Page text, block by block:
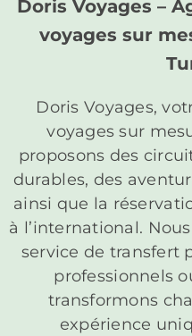
Doris Voyages –
voyages sur
Doris Voyages,
voyages sur
proposons des
durables, des
ainsi que la
à l’international.
service de transfert
professionnels
transformons
expérience